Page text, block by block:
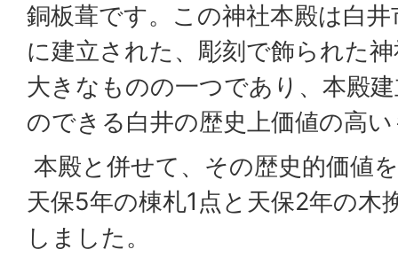
銅板葺です。この神社本殿は白
に建立された、彫刻で飾られた
大きなものの一つであり、本殿
のできる白井の歴史上価値の高
本殿と併せて、その歴史的価値
天保5年の棟札1点と天保2年の木
しました。